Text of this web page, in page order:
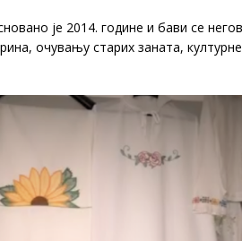
је 2014. године и бави се
очувању старих заната,